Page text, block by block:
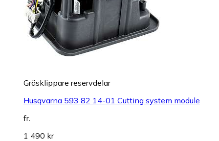
Gräsklippare reservdelar
Husqvarna 593 82 14-01 Cutting system module
fr.
1 490 kr